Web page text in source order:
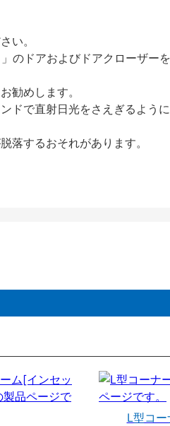
い。
のドアおよびドアクローザー
勧めします。
で直射日光をさえぎるように
するおそれがあります。
L型コ